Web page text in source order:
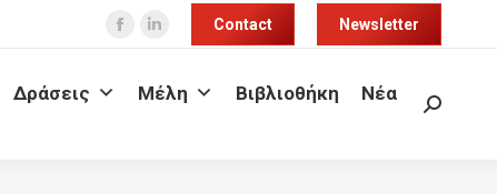
Facebook
opens
Linkedin
opens
Contact Newsletter
Δράσεις Μέλη Βιβλιοθήκη Νέα
Search: